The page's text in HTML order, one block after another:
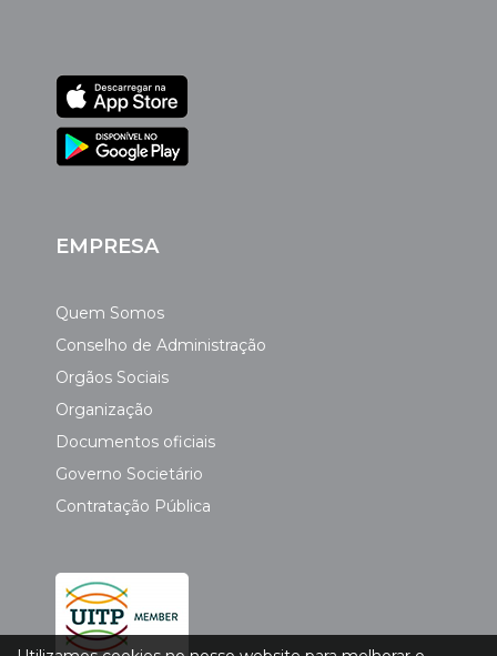
EMPRESA
Quem Somos
Conselho de Administração
Orgãos Sociais
Organização
Documentos oficiais
Governo Societário
Contratação Pública